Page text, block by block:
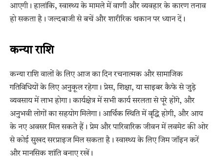
आएगी। हालांकि, स्वास्थ्य के मामले में वाणी और व्यवहार के कारण तनाव
हो सकता है। जल्दबाजी से बचें और शारीरिक थकान पर ध्यान दें।
कन्या राशि
कन्या राशि वालों के लिए आज का दिन रचनात्मक और सामाजिक
गतिविधियों के लिए अनुकूल रहेगा। प्रेस, शिक्षा, या साइबर कैफे से जुड़े
व्यवसाय में लाभ होगा। कार्यक्षेत्र में सभी कार्य सरलता से पूरे होंगे, और
अनुभवी लोगों का सहयोग मिलेगा। आर्थिक स्थिति में वृद्धि होगी, और आय
के नए अवसर मिल सकते हैं। प्रेम और पारिवारिक जीवन में लवमेट की ओर
से कोई सुखद सरप्राइज मिल सकता है। स्वास्थ्य के लिए जिम जॉइन करें
और मानसिक शांति बनाए रखें।